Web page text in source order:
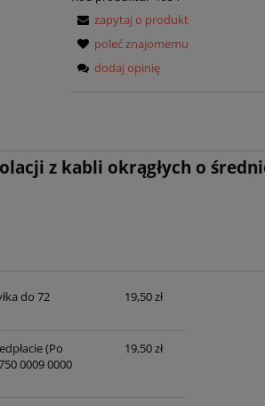
zapytaj o produkt
poleć znajomemu
dodaj opinię
z kabli okrągłych o
ewentualnych kosztów
do 72
19,50 zł
(Po
0009 0000
19,50 zł